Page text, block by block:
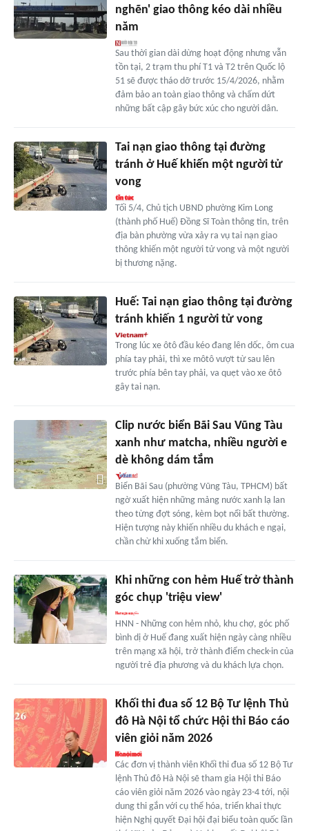
nghẽn' giao thông kéo dài nhiều
năm
Sau thời gian dài dừng hoạt động nhưng vẫn
tồn tại, 2 trạm thu phí T1 và T2 trên Quốc lộ
51 sẽ được tháo dỡ trước 15/4/2026, nhằm
đảm bảo an toàn giao thông và chấm dứt
những bất cập gây bức xúc cho người dân.
Tai nạn giao thông tại đường
tránh ở Huế khiến một người tử
vong
Tối 5/4, Chủ tịch UBND phường Kim Long
(thành phố Huế) Đồng Sĩ Toàn thông tin, trên
địa bàn phường vừa xảy ra vụ tai nạn giao
thông khiến một người tử vong và một người
bị thương nặng.
Huế: Tai nạn giao thông tại đường
tránh khiến 1 người tử vong
Trong lúc xe ôtô đầu kéo đang lên dốc, ôm cua
phía tay phải, thì xe môtô vượt từ sau lên
trước phía bên tay phải, va quẹt vào xe ôtô
gây tai nạn.
Clip nước biển Bãi Sau Vũng Tàu
xanh như matcha, nhiều người e
dè không dám tắm
Biển Bãi Sau (phường Vũng Tàu, TPHCM) bất
ngờ xuất hiện những mảng nước xanh lạ lan
theo từng đợt sóng, kèm bọt nổi bất thường.
Hiện tượng này khiến nhiều du khách e ngại,
chần chừ khi xuống tắm biển.
Khi những con hẻm Huế trở thành
góc chụp 'triệu view'
HNN - Những con hẻm nhỏ, khu chợ, góc phố
bình dị ở Huế đang xuất hiện ngày càng nhiều
trên mạng xã hội, trở thành điểm check-in của
người trẻ địa phương và du khách lựa chọn.
Khối thi đua số 12 Bộ Tư lệnh Thủ
đô Hà Nội tổ chức Hội thi Báo cáo
viên giỏi năm 2026
Các đơn vị thành viên Khối thi đua số 12 Bộ Tư
lệnh Thủ đô Hà Nội sẽ tham gia Hội thi Báo
cáo viên giỏi năm 2026 vào ngày 23-4 tới, nội
dung thi gắn với cụ thể hóa, triển khai thực
hiện Nghị quyết Đại hội đại biểu toàn quốc lần